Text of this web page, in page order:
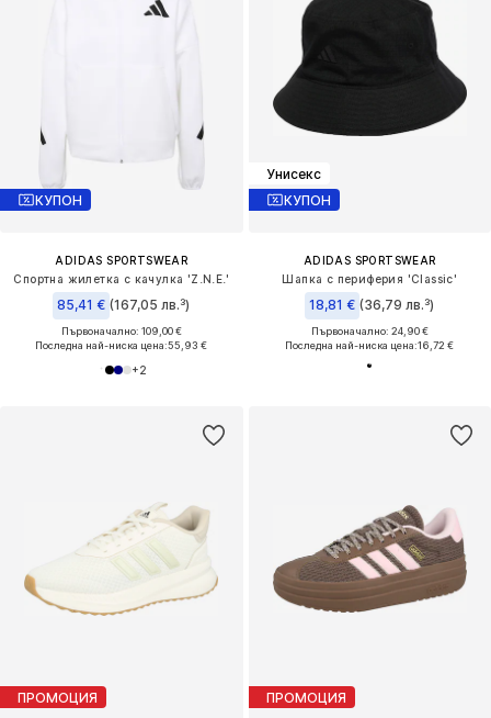
КУПОН
ADIDAS SPORTSWEAR
Спортна жилетка с качулка 'Z.N.E.'
85,41 € (167,05 лв.³)
Първоначално: 109,00 €
Последна най-ниска цена:55,93 €
+2
Унисекс
КУПОН
ADIDAS SPORTSWEAR
Шапка с периферия 'Classic'
18,81 € (36,79 лв.³)
Първоначално: 24,90 €
Последна най-ниска цена:16,72 €
ПРОМОЦИЯ ПРОМОЦИЯ